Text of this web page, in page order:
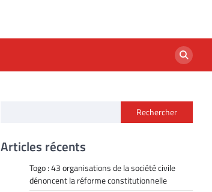
Rechercher
Articles récents
Togo : 43 organisations de la société civile
dénoncent la réforme constitutionnelle